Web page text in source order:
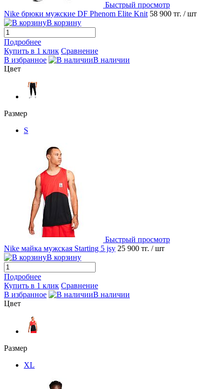
Быстрый просмотр
Nike брюки мужские DF Phenom Elite Knit 58 900 тг. / шт
В корзину
Подробнее
Купить в 1 клик Сравнение
В избранное
В наличии
Цвет
Размер
S
Быстрый просмотр
Nike майка мужская Starting 5 jsy 25 900 тг. / шт
В корзину
Подробнее
Купить в 1 клик Сравнение
В избранное
В наличии
Цвет
Размер
XL